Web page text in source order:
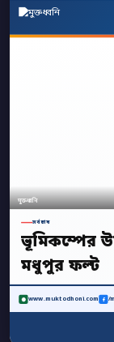
মুক্তধ্বনি
সর্বশেষ
ভূমিকম্পের
মধুপুর ফল্ট
www.muktodhoni.com /